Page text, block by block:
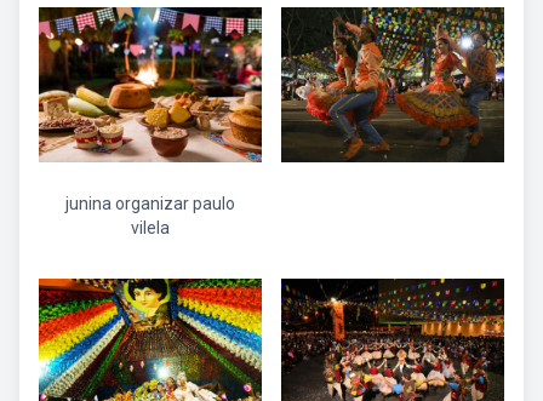
junina organizar paulo
vilela